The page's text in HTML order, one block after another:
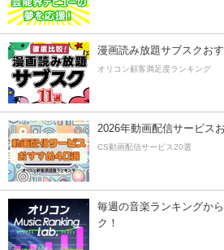
漫画読み放題サブスクお
オリコン顧客満足度ランキング
2026年動画配信サービス
CS動画配信サービス20選
毎週の音楽ランキングか
ク！